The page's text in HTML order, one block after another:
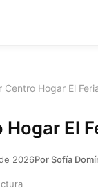
Centro Hogar El
El
2026Por Sofía